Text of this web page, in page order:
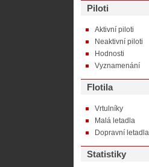
Piloti
Aktivní piloti
Neaktivní piloti
Hodnosti
Vyznamenání
Flotila
Vrtulníky
Malá letadla
Dopravní letadla
Statistiky